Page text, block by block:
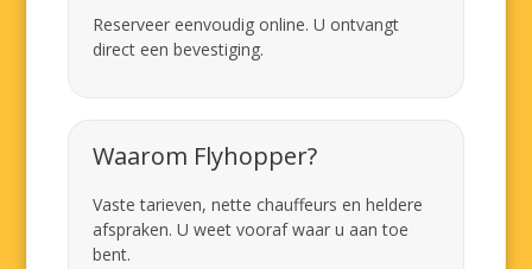
Reserveer eenvoudig online. U ontvangt
direct een bevestiging.
Waarom Flyhopper?
Vaste tarieven, nette chauffeurs en heldere
afspraken. U weet vooraf waar u aan toe
bent.